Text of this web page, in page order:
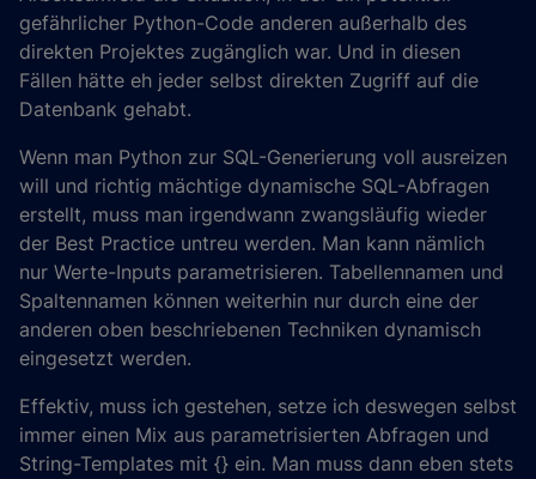
gefährlicher Python-Code anderen außerhalb des
direkten Projektes zugänglich war. Und in diesen
Fällen hätte eh jeder selbst direkten Zugriff auf die
Datenbank gehabt.
Wenn man Python zur SQL-Generierung voll ausreizen
will und richtig mächtige dynamische SQL-Abfragen
erstellt, muss man irgendwann zwangsläufig wieder
der Best Practice untreu werden. Man kann nämlich
nur Werte-Inputs parametrisieren. Tabellennamen und
Spaltennamen können weiterhin nur durch eine der
anderen oben beschriebenen Techniken dynamisch
eingesetzt werden.
Effektiv, muss ich gestehen, setze ich deswegen selbst
immer einen Mix aus parametrisierten Abfragen und
String-Templates mit {} ein. Man muss dann eben stets